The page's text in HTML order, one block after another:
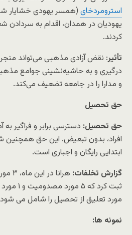
استرومردخای (همسر یهودی خشایار
یهودیان در همدان، اقدام به سردادن
کردند.
تأثیر: نقض آزادی مذهبی می‌تواند
درگیری و به حاشیه‌نشینی جوامع
و مدارا را در جامعه تضعیف می‌کند.
حق تحصیل
حق تحصیل: دسترسی برابر و فراگیر
افراد، بدون تبعیض. این حق
ابتدایی رایگان و اجباری است.
گزارش تخلفات:
مورد تعلیق از تحصیل را شامل می
نمونه ها: